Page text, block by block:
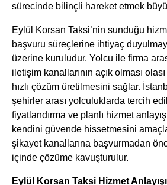
sürecinde bilinçli hareket etmek
Eylül Korsan Taksi’nin sunduğu
başvuru süreçlerine ihtiyaç
üzerine kuruludur. Yolcu ile firma
iletişim kanallarının açık olması
hızlı çözüm üretilmesini sağlar.
şehirler arası yolculuklarda tercih
fiyatlandırma ve planlı hizmet
kendini güvende hissetmesini
şikayet kanallarına başvurmadan
içinde çözüme kavuşturulur.
Eylül Korsan Taksi Hizmet